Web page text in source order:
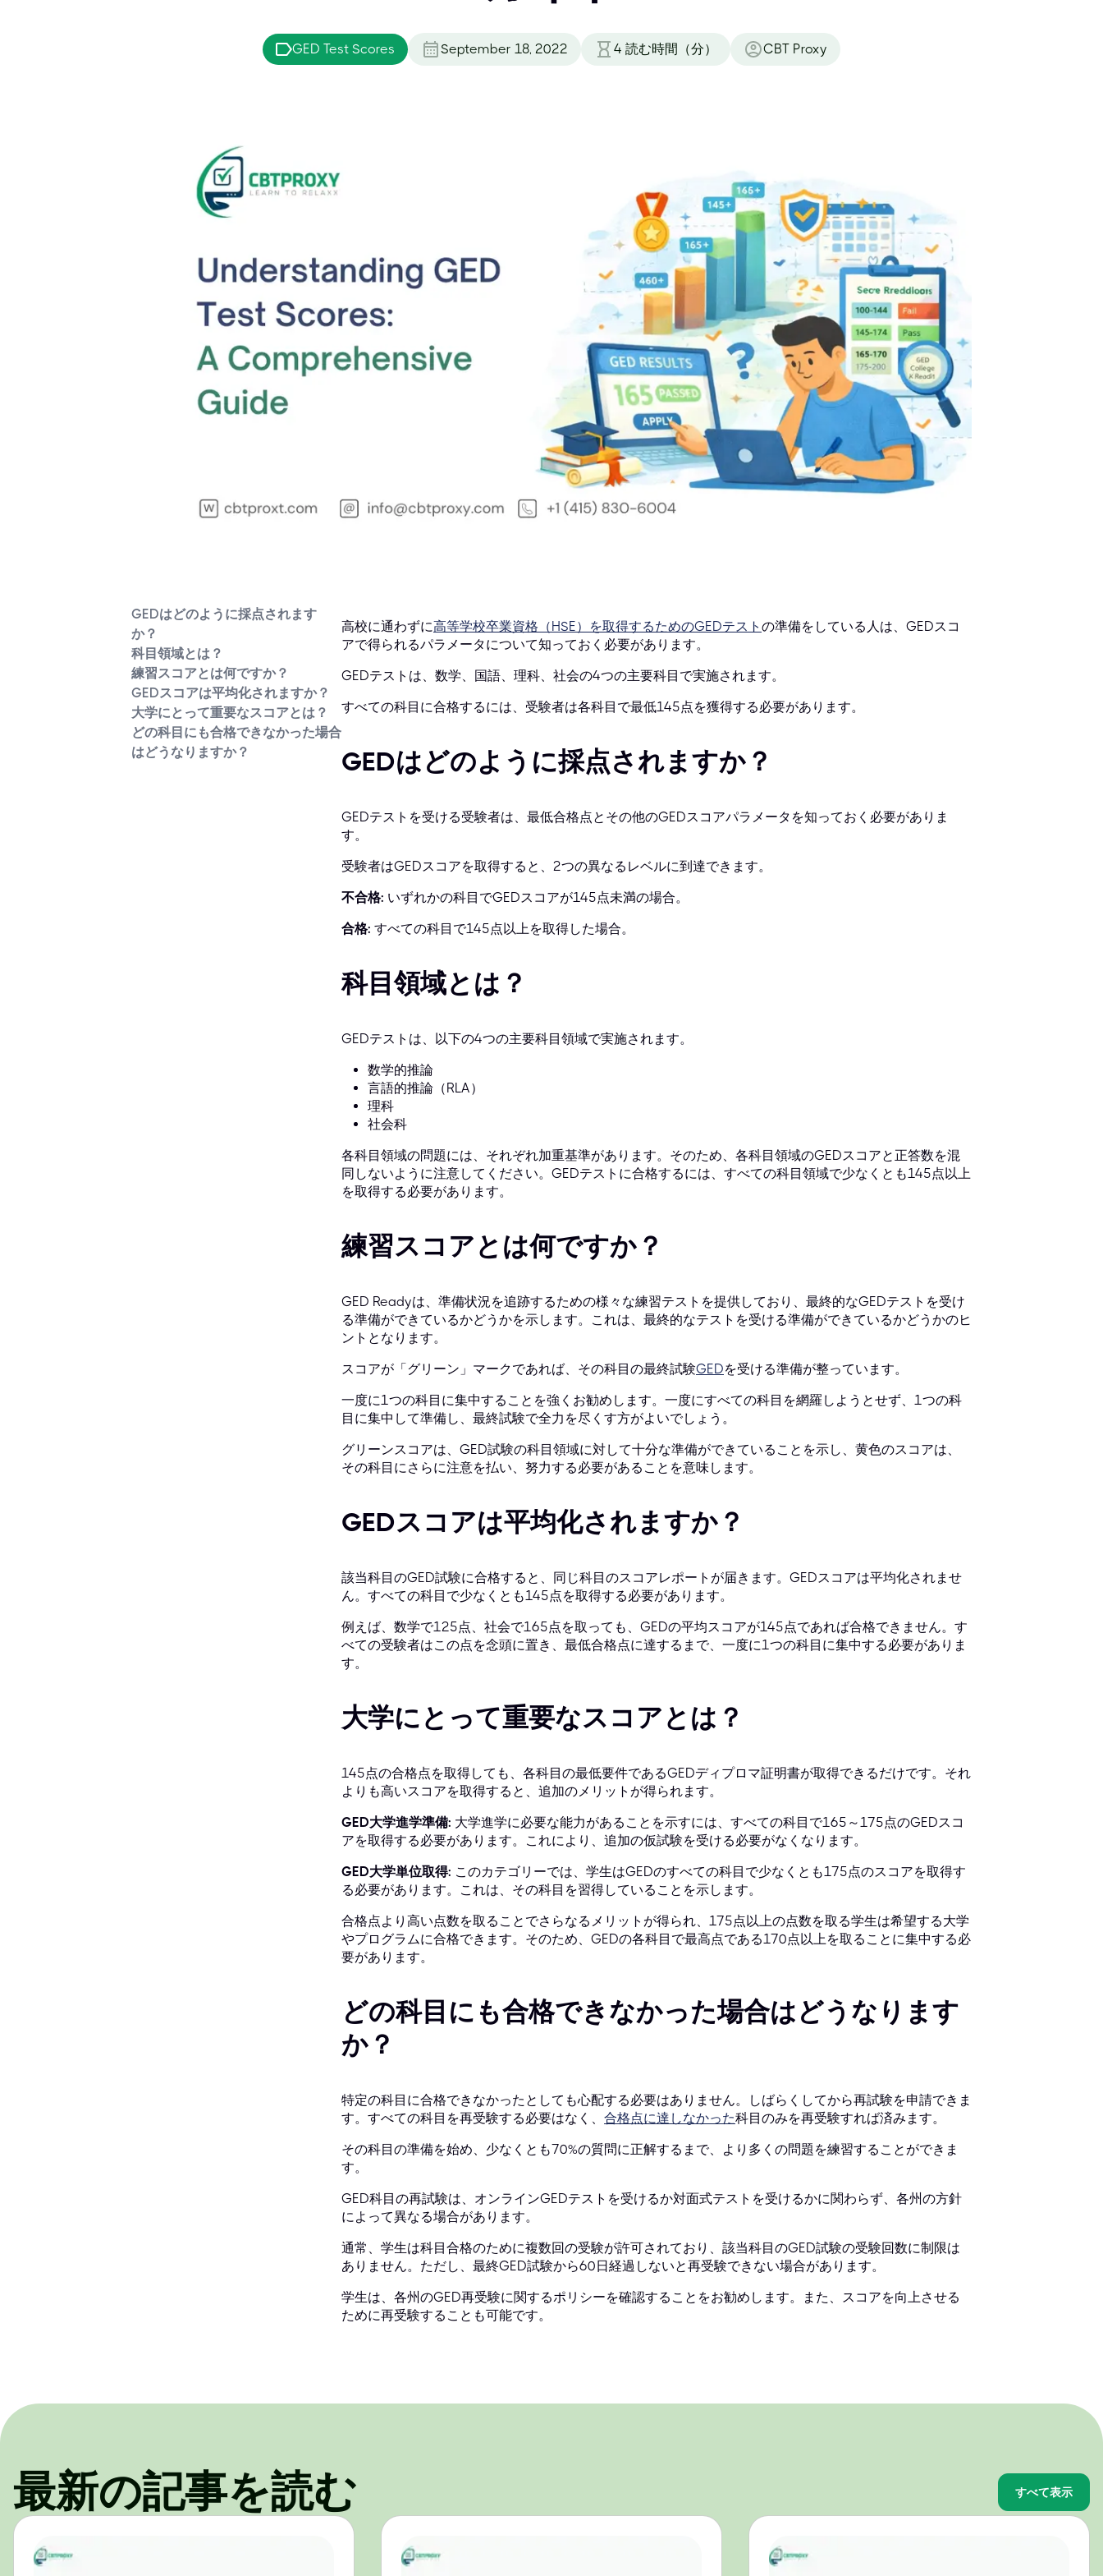
GED Test Scores September 18, 2022 4 読む時間（分） CBT Proxy
GEDはどのように採点されます
か？
科目領域とは？
練習スコアとは何ですか？
GEDスコアは平均化されますか？
大学にとって重要なスコアとは？
どの科目にも合格できなかった場合
はどうなりますか？
高校に通わずに高等学校卒業資格（HSE）を取得するためのGEDテスト の準備をしている人は、GEDスコ
アで得られるパラメータについて知っておく必要があります。
GEDテストは、数学、国語、理科、社会の4つの主要科目で実施されます。
すべての科目に合格するには、受験者は各科目で最低145点を獲得する必要があります。
GEDはどのように採点されますか？
GEDテストを受ける受験者は、最低合格点とその他のGEDスコアパラメータを知っておく必要がありま
す。
受験者はGEDスコアを取得すると、2つの異なるレベルに到達できます。
不合格: いずれかの科目でGEDスコアが145点未満の場合。
合格: すべての科目で145点以上を取得した場合。
科目領域とは？
GEDテストは、以下の4つの主要科目領域で実施されます。
数学的推論
言語的推論（RLA）
理科
社会科
各科目領域の問題には、それぞれ加重基準があります。そのため、各科目領域のGEDスコアと正答数を混
同しないように注意してください。GEDテストに合格するには、すべての科目領域で少なくとも145点以上
を取得する必要があります。
練習スコアとは何ですか？
GED Readyは、準備状況を追跡するための様々な練習テストを提供しており、最終的なGEDテストを受け
る準備ができているかどうかを示します。これは、最終的なテストを受ける準備ができているかどうかのヒ
ントとなります。
スコアが「グリーン」マークであれば、その科目の最終試験GEDを受ける準備が整っています。
一度に1つの科目に集中することを強くお勧めします。一度にすべての科目を網羅しようとせず、1つの科
目に集中して準備し、最終試験で全力を尽くす方がよいでしょう。
グリーンスコアは、GED試験の科目領域に対して十分な準備ができていることを示し、黄色のスコアは、
その科目にさらに注意を払い、努力する必要があることを意味します。
GEDスコアは平均化されますか？
該当科目のGED試験に合格すると、同じ科目のスコアレポートが届きます。GEDスコアは平均化されませ
ん。すべての科目で少なくとも145点を取得する必要があります。
例えば、数学で125点、社会で165点を取っても、GEDの平均スコアが145点であれば合格できません。す
べての受験者はこの点を念頭に置き、最低合格点に達するまで、一度に1つの科目に集中する必要がありま
す。
大学にとって重要なスコアとは？
145点の合格点を取得しても、各科目の最低要件であるGEDディプロマ証明書が取得できるだけです。それ
よりも高いスコアを取得すると、追加のメリットが得られます。
GED大学進学準備: 大学進学に必要な能力があることを示すには、すべての科目で165～175点のGEDスコ
アを取得する必要があります。これにより、追加の仮試験を受ける必要がなくなります。
GED大学単位取得: このカテゴリーでは、学生はGEDのすべての科目で少なくとも175点のスコアを取得す
る必要があります。これは、その科目を習得していることを示します。
合格点より高い点数を取ることでさらなるメリットが得られ、175点以上の点数を取る学生は希望する大学
やプログラムに合格できます。そのため、GEDの各科目で最高点である170点以上を取ることに集中する必
要があります。
どの科目にも合格できなかった場合はどうなります
か？
特定の科目に合格できなかったとしても心配する必要はありません。しばらくしてから再試験を申請できま
す。すべての科目を再受験する必要はなく、 合格点に達しなかった科目のみを再受験すれば済みます。
その科目の準備を始め、少なくとも70%の質問に正解するまで、より多くの問題を練習することができま
す。
GED科目の再試験は、オンラインGEDテストを受けるか対面式テストを受けるかに関わらず、各州の方針
によって異なる場合があります。
通常、学生は科目合格のために複数回の受験が許可されており、該当科目のGED試験の受験回数に制限は
ありません。ただし、最終GED試験から60日経過しないと再受験できない場合があります。
学生は、各州のGED再受験に関するポリシーを確認することをお勧めします。また、スコアを向上させる
ために再受験することも可能です。
最新の記事を読む すべて表示